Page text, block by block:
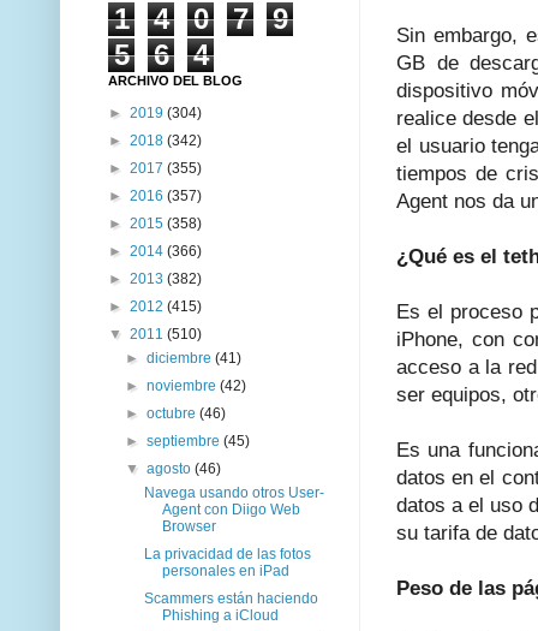
Sin embargo,
GB de
dispositivo
realice desde
el usuario
tiempos de
Agent nos da
¿Qué es el
Es el proceso
iPhone, con
acceso a la
ser equipos,
Es una
datos en el
datos a el uso
su tarifa de
Peso de las
1 4 0 7
9
5
6 4
ARCHIVO DEL BLOG
► 2019 (304)
► 2018 (342)
► 2017 (355)
► 2016 (357)
► 2015 (358)
► 2014 (366)
► 2013 (382)
► 2012 (415)
▼ 2011 (510)
►diciembre(41)
►noviembre(42)
►octubre(46)
►septiembre(45)
▼agosto(46)
Navega usando otros User-
Agent con Diigo Web
Browser
La privacidad de las fotos
personales en iPad
Scammers están haciendo
Phishing a iCloud